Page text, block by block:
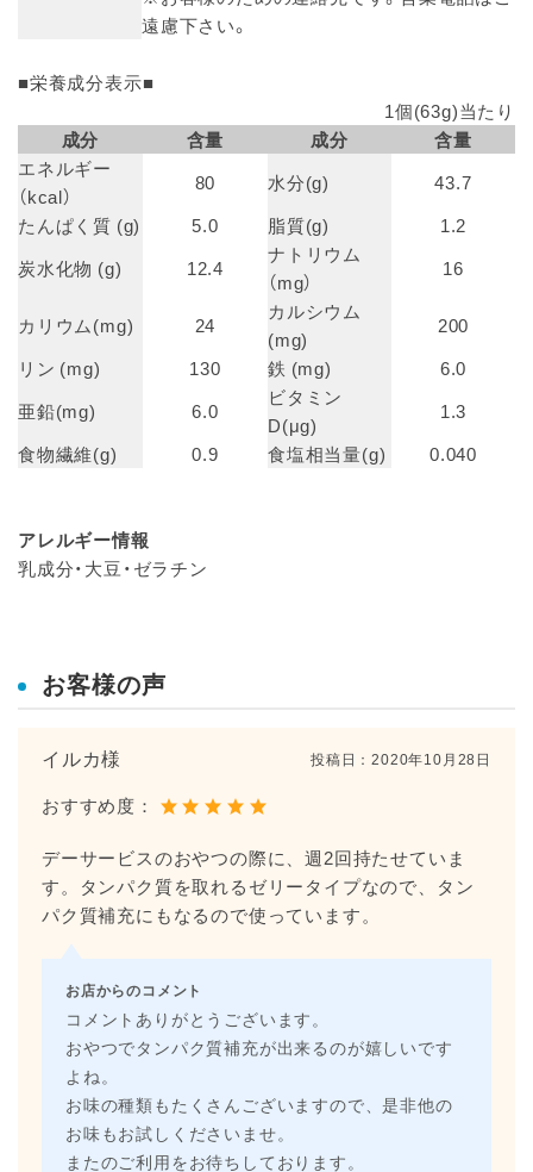
遠慮下さい。
■栄養成分表示■
1個(63g)当たり
成分
含量 成分
含量
エネルギー
（kcal）
80 水分(g)
43.7
たんぱく質 (g)
5.0 脂質(g)
1.2
炭水化物 (g)
12.4
ナトリウム
（mg）
16
カリウム(mg) 24
カルシウム
(mg)
200
リン (mg)
130 鉄 (mg)
6.0
亜鉛(mg)
6.0
ビタミン
D(μg)
1.3
食物繊維(g)
0.9 食塩相当量(g) 0.040
アレルギー情報
乳成分・大豆・ゼラチン
お客様の声
イルカ様 投稿日：2020年10月28日
おすすめ度：
デーサービスのおやつの際に、週2回持たせていま
す。タンパク質を取れるゼリータイプなので、タン
パク質補充にもなるので使っています。
お店からのコメント
コメントありがとうございます。
おやつでタンパク質補充が出来るのが嬉しいです
よね。
お味の種類もたくさんございますので、是非他の
お味もお試しくださいませ。
またのご利用をお待ちしております。